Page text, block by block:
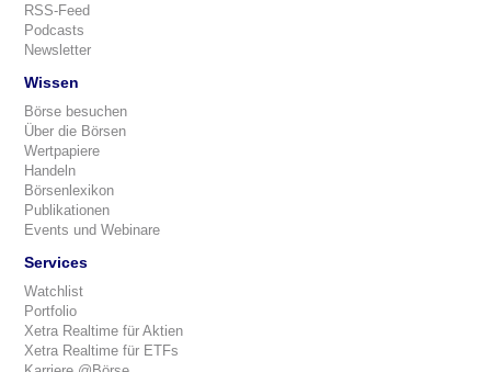
RSS-Feed
Podcasts
Newsletter
Wissen
Börse besuchen
Über die Börsen
Wertpapiere
Handeln
Börsenlexikon
Publikationen
Events und Webinare
Services
Watchlist
Portfolio
Xetra Realtime für Aktien
Xetra Realtime für ETFs